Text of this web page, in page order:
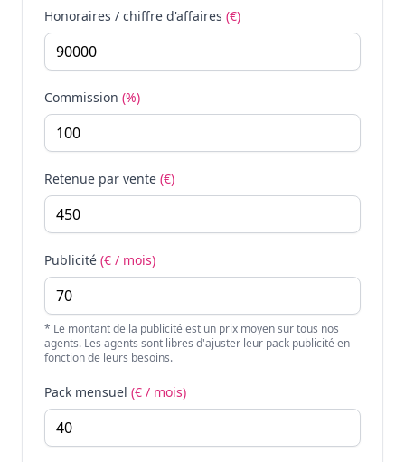
Honoraires / chiffre d'affaires (€)
Commission (%)
Retenue par vente (€)
Publicité (€ / mois)
* Le montant de la publicité est un prix moyen sur tous nos
agents. Les agents sont libres d'ajuster leur pack publicité en
fonction de leurs besoins.
Pack mensuel (€ / mois)